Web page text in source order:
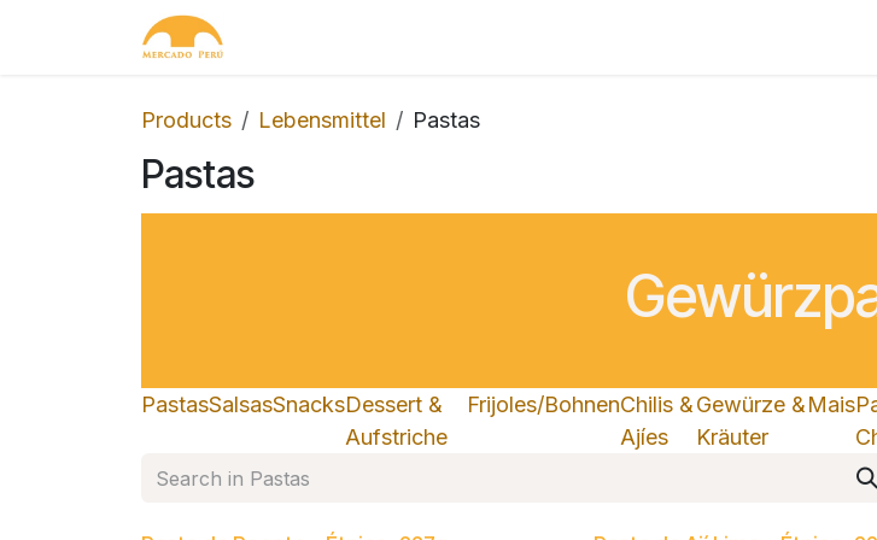
Products Lebensmittel Pastas
Pastas
PastasSalsasSnacksDessert &
Aufstriche
Frijoles/BohnenChilis &
Ajíes
Gewürze &
Kräuter
Mais